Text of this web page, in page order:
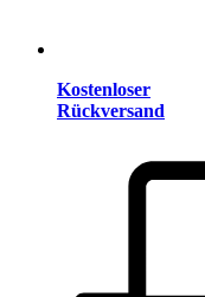
Kostenloser
Rückversand